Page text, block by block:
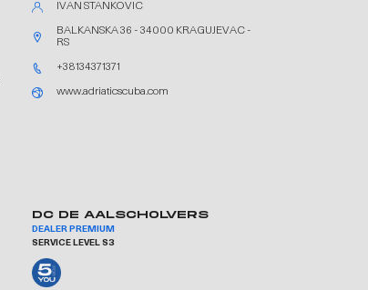
IVAN STANKOVIC
BALKANSKA 36 - 34000 KRAGUJEVAC -
RS
+38134371371
www.adriaticscuba.com
DC DE AALSCHOLVERS
DEALER PREMIUM
SERVICE LEVEL S3